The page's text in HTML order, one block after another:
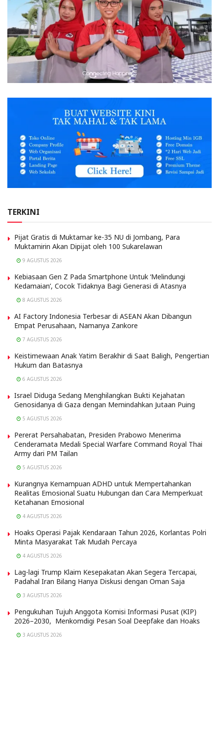
TERKINI
Pijat Gratis di Muktamar ke-35 NU di Jombang, Para
Muktamirin Akan Dipijat oleh 100 Sukarelawan
9 AGUSTUS 2026
Kebiasaan Gen Z Pada Smartphone Untuk ‘Melindungi
Kedamaian’, Cocok Tidaknya Bagi Generasi di Atasnya
8 AGUSTUS 2026
AI Factory Indonesia Terbesar di ASEAN Akan Dibangun
Empat Perusahaan, Namanya Zankore
7 AGUSTUS 2026
Keistimewaan Anak Yatim Berakhir di Saat Baligh, Pengertian
Hukum dan Batasnya
6 AGUSTUS 2026
Israel Diduga Sedang Menghilangkan Bukti Kejahatan
Genosidanya di Gaza dengan Memindahkan Jutaan Puing
5 AGUSTUS 2026
Pererat Persahabatan, Presiden Prabowo Menerima
Cenderamata Medali Special Warfare Command Royal Thai
Army dari PM Tailan
5 AGUSTUS 2026
Kurangnya Kemampuan ADHD untuk Mempertahankan
Realitas Emosional Suatu Hubungan dan Cara Memperkuat
Ketahanan Emosional
4 AGUSTUS 2026
Hoaks Operasi Pajak Kendaraan Tahun 2026, Korlantas Polri
Minta Masyarakat Tak Mudah Percaya
4 AGUSTUS 2026
Lag-lagi Trump Klaim Kesepakatan Akan Segera Tercapai,
Padahal Iran Bilang Hanya Diskusi dengan Oman Saja
3 AGUSTUS 2026
Pengukuhan Tujuh Anggota Komisi Informasi Pusat (KIP)
2026–2030, Menkomdigi Pesan Soal Deepfake dan Hoaks
3 AGUSTUS 2026